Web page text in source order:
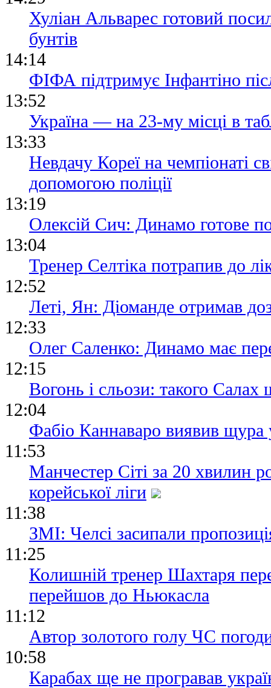
Хуліан Альварес готовий
бунтів
14:14
ФІФА підтримує Інфантіно
13:52
Україна — на 23-му місці в
13:33
Невдачу Кореї на чемпіонаті
допомогою поліції
13:19
Олексій Сич: Динамо готове
13:04
Тренер Селтіка потрапив до
12:52
Леті, Ян: Діоманде отримав
12:33
Олег Саленко: Динамо має
12:15
Вогонь і сльози: такого Салах
12:04
Фабіо Каннаваро виявив щура
11:53
Манчестер Сіті за 20 хвилин
корейської ліги
11:38
ЗМІ: Челсі засипали
11:25
Колишній тренер Шахтаря
перейшов до Ньюкасла
11:12
Автор золотого голу ЧС
10:58
Карабах ще не програвав